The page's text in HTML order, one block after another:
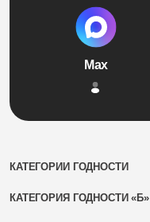
Max
КАТЕГОРИИ ГОДНОСТИ
КАТЕГОРИЯ ГОДНОСТИ «Б»